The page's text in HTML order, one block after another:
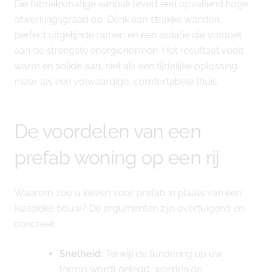
Die fabrieksmatige aanpak levert een opvallend hoge
afwerkingsgraad op. Denk aan strakke wanden,
perfect uitgelijnde ramen en een isolatie die voldoet
aan de strengste energienormen. Het resultaat voelt
warm en solide aan, niet als een tijdelijke oplossing
maar als een volwaardige, comfortabele thuis.
De voordelen van een
prefab woning op een rij
Waarom zou u kiezen voor prefab in plaats van een
klassieke bouw? De argumenten zijn overtuigend en
concreet:
Snelheid: Terwijl de fundering op uw
terrein wordt gelegd, worden de